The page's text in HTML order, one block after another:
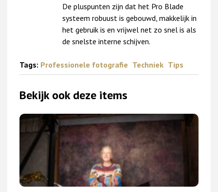
De pluspunten zijn dat het Pro Blade
systeem robuust is gebouwd, makkelijk in
het gebruik is en vrijwel net zo snel is als
de snelste interne schijven.
Tags: Professionele fotografie Techniek Tips
Bekijk ook deze items